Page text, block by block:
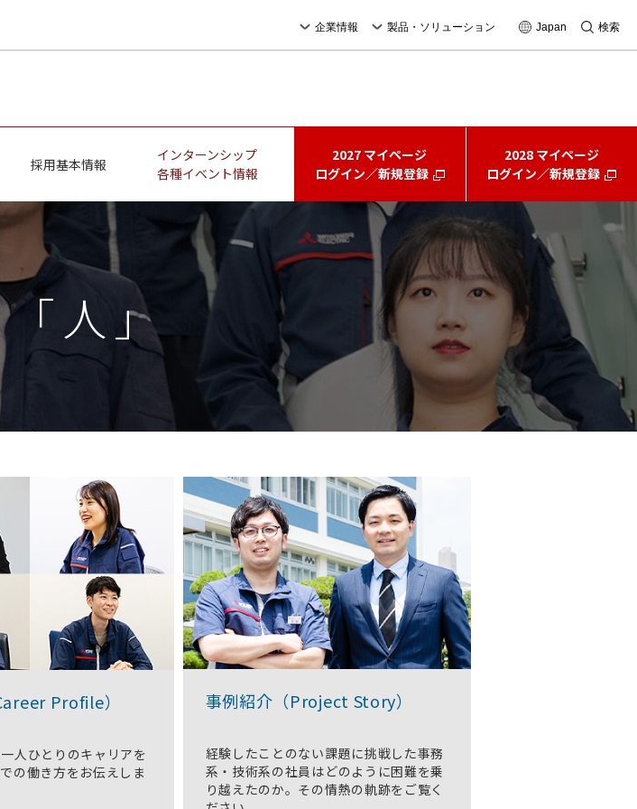
企業情報 製品・ソリューション Japan 検索
採用基本情報
インターンシップ
各種イベント情報
2027 マイページ
ログイン／新規登録
2028 マイページ
ログイン／新規登録
「人」
Profile）
人ひとりのキャリアを
の働き方をお伝えしま
事例紹介（Project Story）
経験したことのない課題に挑戦した事務
系・技術系の社員はどのように困難を乗
り越えたのか。その情熱の軌跡をご覧く